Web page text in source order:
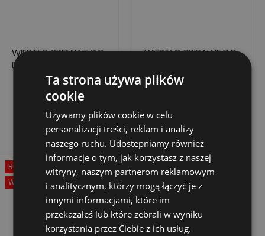
WIERTŁO SPIRALNE DO
DREWNA, 12X100/150
Cena
15,99 zł
Dodaj do koszyka
WIERTŁO SPIRALNE DO
Dodaj do koszyka
-50%
Rabat
Wyprzedaż!
Ta strona używa plików
cookie
Używamy plików cookie w celu
personalizacji treści, reklam i analizy
naszego ruchu. Udostępniamy również
informacje o tym, jak korzystasz z naszej
witryny, naszym partnerom reklamowym
i analitycznym, którzy mogą łączyć je z
innymi informacjami, które im
przekazałeś lub które zebrali w wyniku
korzystania przez Ciebie z ich usług.